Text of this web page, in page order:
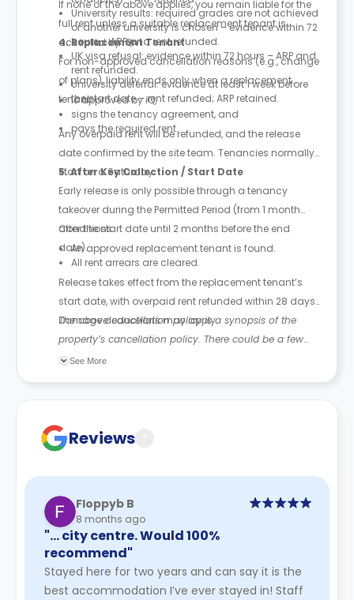
University results: required grades are not achieved
or another university is chosen – evidence within 72
hours – ARP and rent refunded.
UK visa refusal: evidence within 72 hours – ARP and
rent refunded.
University deferral: evidence at least 1 week before
the start date – rent refunded; ARP retained.
If none of the above applies, you remain liable for the
full rent unless a suitable replacement tenant is
accepted by iQ.
4. Replacement Tenant
For non-approved cancellation reasons (e.g., change
of plans), liability ends only when a replacement
tenant:
is approved by iQ,
signs the tenancy agreement, and
pays the required rent.
Any overpaid rent will be refunded, and the release
date confirmed by the site team. Tenancies normally
start on a Saturday.
5. After Key Collection / Start Date
Early release is only possible through a tenancy
takeover during the Permitted Period (from 1 month
after the start date until 2 months before the end
date).
Conditions:
An approved replacement tenant is found.
All rent arrears are cleared.
Release takes effect from the replacement tenant’s
start date, with overpaid rent refunded within 28 days.
Damage deductions may apply.
The above cancellation policy is a synopsis of the
property’s cancellation policy. There could be a few
changes incorporated from time to time. Hence, we
See More
Reviews
Floppyb B
8 months ago
"… city centre. Would 100%
recommend"
Stayed here for two years and can say it is the
best accommodation I’ve ever stayed in! Staff